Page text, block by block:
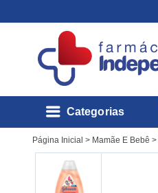
Categorias
Página Inicial > Mamãe E Bebê >